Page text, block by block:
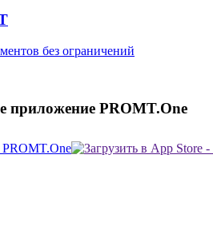
без ограничений
приложение PROMT.One